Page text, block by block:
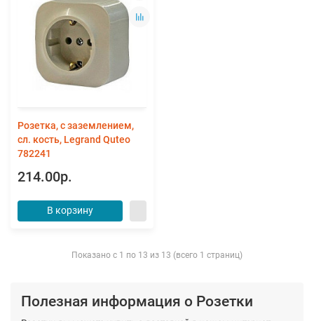
Розетка, с заземлением,
сл. кость, Legrand Quteo
782241
214.00р.
В корзину
Показано с 1 по 13 из 13 (всего 1 страниц)
Полезная информация о Розетки